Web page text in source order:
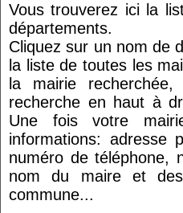
Vous trouverez ici la
départements.
Cliquez sur un nom de
la liste de toutes les
la mairie
recherche en haut à
Une fois votre
informations: adresse
numéro de téléphone,
nom du maire et
commune...